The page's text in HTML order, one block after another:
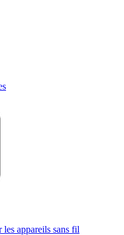
appareils sans fil